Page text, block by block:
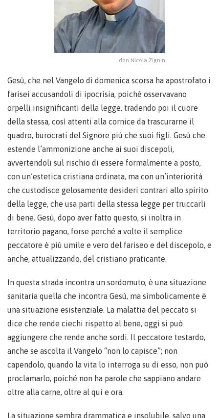
don Nicola Zignin
Gesù, che nel Vangelo di domenica scorsa ha apostrofato i
farisei accusandoli di ipocrisia, poiché osservavano
orpelli insignificanti della legge, tradendo poi il cuore
della stessa, così attenti alla cornice da trascurarne il
quadro, burocrati del Signore più che suoi figli. Gesù che
estende l’ammonizione anche ai suoi discepoli,
avvertendoli sul rischio di essere formalmente a posto,
con un’estetica cristiana ordinata, ma con un’interiorità
che custodisce gelosamente desideri contrari allo spirito
della legge, che usa parti della stessa legge per truccarli
di bene. Gesù, dopo aver fatto questo, si inoltra in
territorio pagano, forse perché a volte il semplice
peccatore è più umile e vero del fariseo e del discepolo, e
anche, attualizzando, del cristiano praticante.
In questa strada incontra un sordomuto, è una situazione
sanitaria quella che incontra Gesù, ma simbolicamente è
una situazione esistenziale. La malattia del peccato si
dice che rende ciechi rispetto al bene, oggi si può
aggiungere che rende anche sordi. Il peccatore testardo,
anche se ascolta il Vangelo “non lo capisce”; non
capendolo, quando la vita lo interroga su di esso, non può
proclamarlo, poiché non ha parole che sappiano andare
oltre alla carne, oltre al qui e ora.
La situazione sembra drammatica e insolubile, salvo una